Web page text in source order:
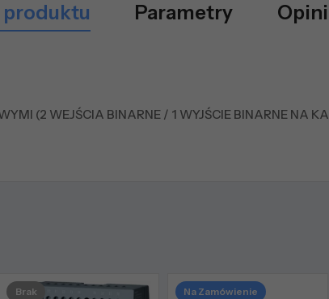
produktu Parametry
(2 WEJŚCIA BINARNE / 1 WYJŚCIE BINARNE NA
Brak Na Zamówienie